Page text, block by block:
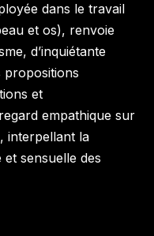
dans le travail
et os), renvoie
d’inquiétante
propositions
et
empathique sur
interpellant la
sensuelle des